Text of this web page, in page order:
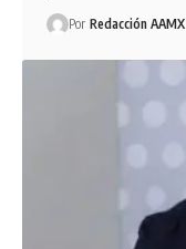
Por Redacción AAMX